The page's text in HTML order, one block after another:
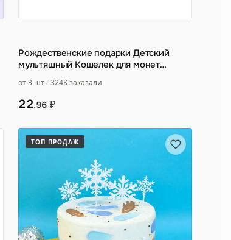
Рождественские подарки Детский
мультяшный Кошелек для монет
от 3 шт 324K заказали
22.96 ₽
ТОП ПРОДАЖ